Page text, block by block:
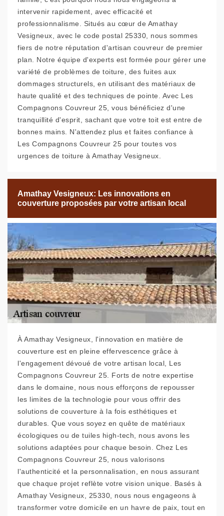
intervenir rapidement, avec efficacité et
professionnalisme. Situés au cœur de Amathay
Vesigneux, avec le code postal 25330, nous sommes
fiers de notre réputation d'artisan couvreur de premier
plan. Notre équipe d'experts est formée pour gérer une
variété de problèmes de toiture, des fuites aux
dommages structurels, en utilisant des matériaux de
haute qualité et des techniques de pointe. Avec Les
Compagnons Couvreur 25, vous bénéficiez d'une
tranquillité d'esprit, sachant que votre toit est entre de
bonnes mains. N'attendez plus et faites confiance à
Les Compagnons Couvreur 25 pour toutes vos
urgences de toiture à Amathay Vesigneux.
Amathay Vesigneux: Les innovations en
couverture proposées par votre artisan local
À Amathay Vesigneux, l'innovation en matière de
couverture est en pleine effervescence grâce à
l'engagement dévoué de votre artisan local, Les
Compagnons Couvreur 25. Forts de notre expertise
dans le domaine, nous nous efforçons de repousser
les limites de la technologie pour vous offrir des
solutions de couverture à la fois esthétiques et
durables. Que vous soyez en quête de matériaux
écologiques ou de tuiles high-tech, nous avons les
solutions adaptées pour chaque besoin. Chez Les
Compagnons Couvreur 25, nous valorisons
l'authenticité et la personnalisation, en nous assurant
que chaque projet reflète votre vision unique. Basés à
Amathay Vesigneux, 25330, nous nous engageons à
transformer votre domicile en un havre de paix, tout en